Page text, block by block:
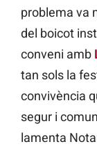
problema va
del boicot
conveni amb
tan sols la
convivència
segur i
lamenta